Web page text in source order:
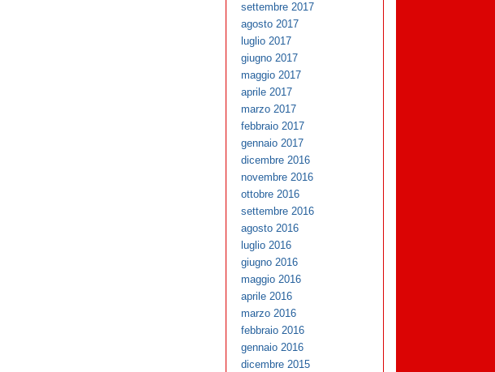
settembre 2017
agosto 2017
luglio 2017
giugno 2017
maggio 2017
aprile 2017
marzo 2017
febbraio 2017
gennaio 2017
dicembre 2016
novembre 2016
ottobre 2016
settembre 2016
agosto 2016
luglio 2016
giugno 2016
maggio 2016
aprile 2016
marzo 2016
febbraio 2016
gennaio 2016
dicembre 2015